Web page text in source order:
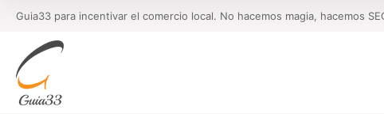
Guia33 para incentivar el comercio local. No hacemos magia, hacemos